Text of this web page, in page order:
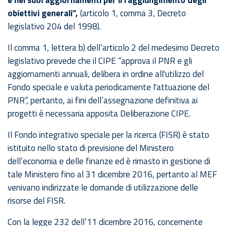
obiettivi generali”,(articolo 1, comma 3, Decreto
legislativo 204 del 1998).
Il comma 1, lettera b) dell’articolo 2 del medesimo Decreto
legislativo prevede che il CIPE “approva il PNR e gli
aggiornamenti annuali, delibera in ordine all'utilizzo del
Fondo speciale e valuta periodicamente l'attuazione del
PNR”, pertanto, ai fini dell’assegnazione definitiva ai
progetti è necessaria apposita Deliberazione CIPE.
Il Fondo integrativo speciale per la ricerca (FISR) è stato
istituito nello stato di previsione del Ministero
dell’economia e delle finanze ed è rimasto in gestione di
tale Ministero fino al 31 dicembre 2016, pertanto al MEF
venivano indirizzate le domande di utilizzazione delle
risorse del FISR.
Con la legge 232 dell’11 dicembre 2016, concernente